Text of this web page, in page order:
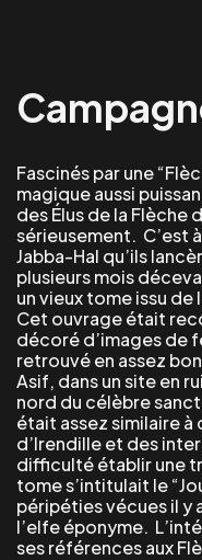
Fascinés par une
magiqueaussi
des Élus de la Flèche
sérieusement. C’est
Jabba-Hal qu’ils
plusieurs mois
un vieux tome issu
Cet ouvrageétait
décoré d’images de
retrouvéen assez
Asif, dans un site en
nord du célèbre
était assez similaire à
d’Irendilleet des
difficultéétablir une
tome s’intitulait le
péripéties vécuesil y
l’elfe éponyme.
ses références aux